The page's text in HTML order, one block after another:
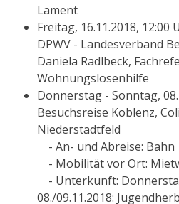
Lament
Freitag, 16.11.2018,
DPWV - Landesverband
Daniela Radlbeck,
Wohnungslosenhilfe
Donnerstag - Sonntag,
Besuchsreise Koblenz,
Niederstadtfeld
- An- und Abreise: Bahn
- Mobilität vor Ort:
- Unterkunft:
08./09.11.2018: